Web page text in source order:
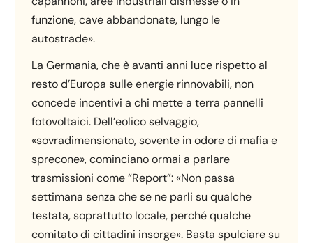
funzione, cave abbandonate, lungo le
autostrade».
La Germania, che è avanti anni luce rispetto al
resto d’Europa sulle energie rinnovabili, non
concede incentivi a chi mette a terra pannelli
fotovoltaici. Dell’eolico selvaggio,
«sovradimensionato, sovente in odore di mafia e
sprecone», cominciano ormai a parlare
trasmissioni come “Report”: «Non passa
settimana senza che se ne parli su qualche
testata, soprattutto locale, perché qualche
comitato di cittadini insorge». Basta spulciare su